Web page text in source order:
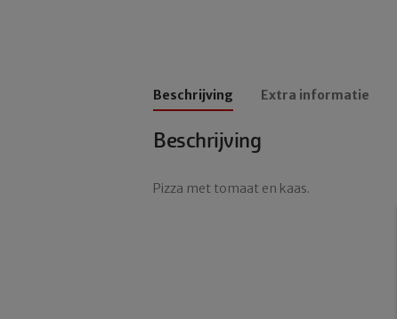
Beschrijving Extra informatie
Beschrijving
Pizza met tomaat en kaas.